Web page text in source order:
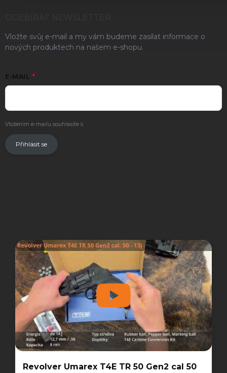
ODEBÍRAT NEWSLETTER
Vložte svůj e-mail a my vám budeme zasílat informace o
nových produktech na našem e-shopu.
E-MAIL
Vložením e-mailu souhlasíte s .
Přihlásit se
Revolver Umarex T4E TR 50 Gen2 cal 50